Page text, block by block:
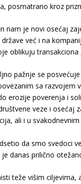
posmatrano kroz
nam je novi osećaj
već i na
oblikuju
pažnje se
sa razvojem
erozije poverenja i
veze i osećaj
ali i u
da smo svedoci
danas prilično
teže višim